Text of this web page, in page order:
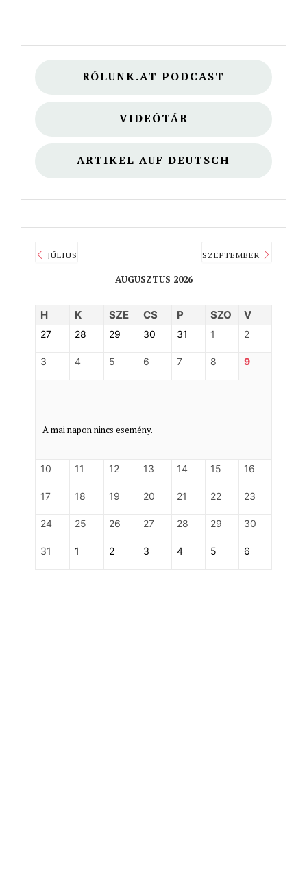
RÓLUNK.AT PODCAST
VIDEÓTÁR
ARTIKEL AUF DEUTSCH
JÚLIUS
AUGUSZTUS 2026
SZEPTEMBER
H K SZE CS P SZO V
27 28 29 30 31 1 2
3 4 5 6 7 8 9
A mai napon nincs esemény.
10 11 12 13 14 15 16
17 18 19 20 21 22 23
24 25 26 27 28 29 30
31 1 2 3 4 5 6